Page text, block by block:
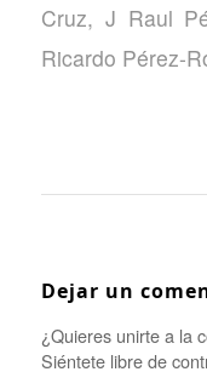
Cruz, J Raul
Ricardo Pérez-
Dejar un
¿Quieres unirte a la
Siéntete libre de